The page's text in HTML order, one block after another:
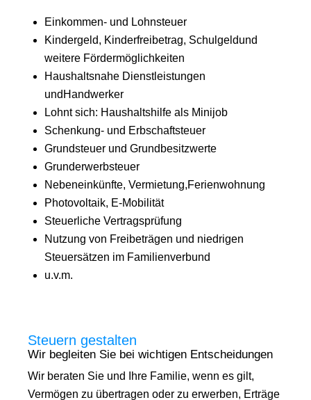
Einkommen- und Lohnsteuer
Kindergeld, Kinderfreibetrag, Schulgeldund
weitere Fördermöglichkeiten
Haushaltsnahe Dienstleistungen
undHandwerker
Lohnt sich: Haushaltshilfe als Minijob
Schenkung- und Erbschaftsteuer
Grundsteuer und Grundbesitzwerte
Grunderwerbsteuer
Nebeneinkünfte, Vermietung,Ferienwohnung
Photovoltaik, E-Mobilität
Steuerliche Vertragsprüfung
Nutzung von Freibeträgen und niedrigen
Steuersätzen im Familienverbund
u.v.m.
Steuern gestalten
Wir begleiten Sie bei wichtigen Entscheidungen
Wir beraten Sie und Ihre Familie, wenn es gilt,
Vermögen zu übertragen oder zu erwerben, Erträge